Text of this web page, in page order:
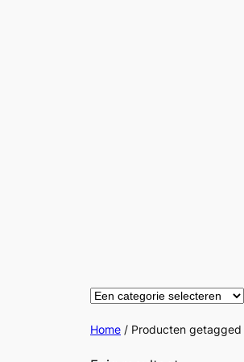
Een
categorie
Home / Producten getagged